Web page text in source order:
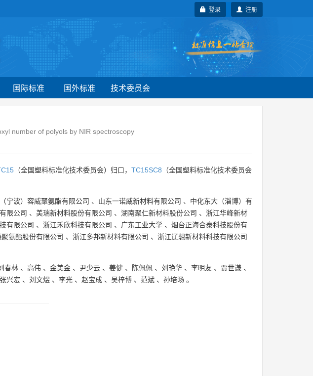
注册
登录
国际标准 国外标准 技术委员会
number of polyols by NIR spectroscopy
（全国塑料标准化技术委员会）归口， TC15SC8 （全国塑料标准化技术委员会
宁波）容威聚氨酯有限公司 、 山东一诺威新材料有限公司 、 中化东大（淄博）有
限公司 、 美瑞新材料股份有限公司 、 湖南聚仁新材料股份公司 、 浙江华峰新材
有限公司 、 浙江禾欣科技有限公司 、 广东工业大学 、 烟台正海合泰科技股份有
氨酯股份有限公司 、 浙江多邦新材料有限公司 、 浙江辽想新材料科技有限公司
春林 、 高伟 、 金美金 、 尹少云 、 姜健 、 陈佩佩 、 刘艳华 、 李明友 、 贾世谦 、
张兴宏 、 刘文煜 、 李光 、 赵宝成 、 吴梓博 、 范斌 、 孙培旸 。